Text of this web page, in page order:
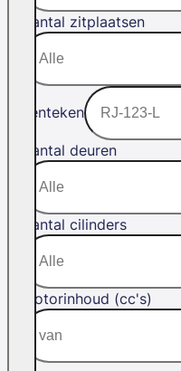
Aantal zitplaatsen
Kenteken
Aantal deuren
Aantal cilinders
Motorinhoud (cc's)